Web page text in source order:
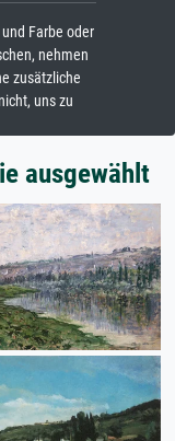
Farbe oder
nehmen
zusätzliche
uns zu
ausgewählt